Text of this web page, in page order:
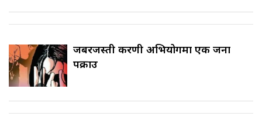
जबरजस्ती करणी अभियोगमा एक जना
पक्राउ